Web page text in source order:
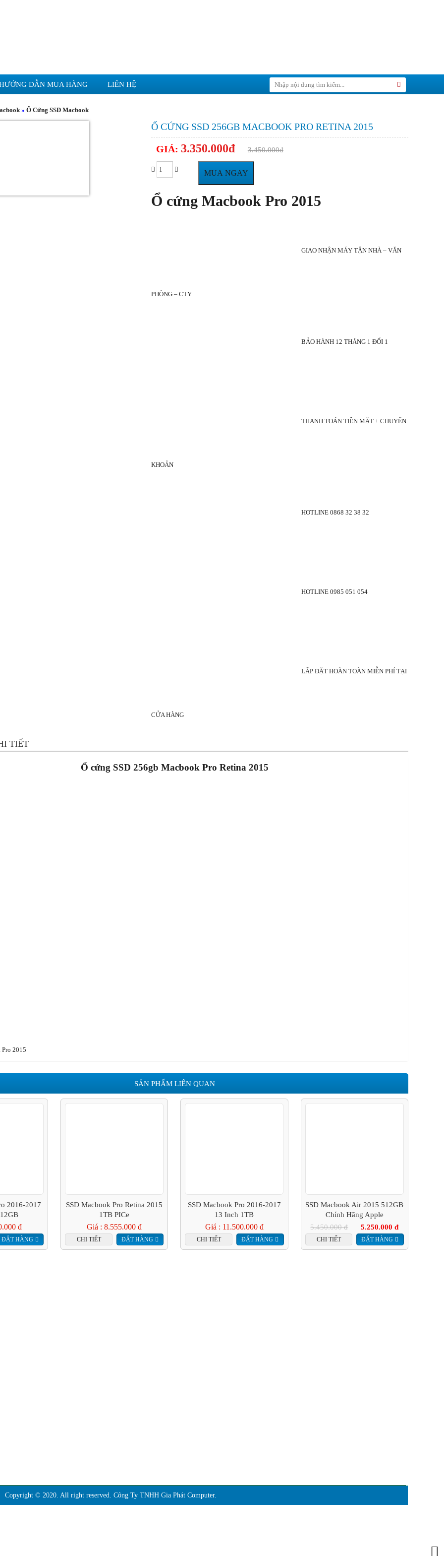
DẪN MUA HÀNG LIÊN HỆ
Tìm
kiếm:
» Ổ Cứng SSD Macbook
Ổ CỨNG SSD 256GB MACBOOK PRO RETINA 2015
GIÁ: 3.350.000đ 3.450.000đ
MUA NGAY
Ổ cứng Macbook Pro 2015
GIAO NHẬN MÁY TẬN NHÀ – VĂN
PHÒNG – CTY
BẢO HÀNH 12 THÁNG 1 ĐỔI 1
THANH TOÁN TIỀN MẶT + CHUYỂN
KHOẢN
HOTLINE 0868 32 38 32
HOTLINE 0985 051 054
LẮP ĐẶT HOÀN TOÀN MIỄN PHÍ TẠI
CỬA HÀNG
TIẾT
Ổ cứng SSD 256gb Macbook Pro Retina 2015
2015
SẢN PHẨM LIÊN QUAN
2016-2017
đ
ĐẶT HÀNG
SSD Macbook Pro Retina 2015
1TB PICe
Giá : 8.555.000 đ
CHI TIẾT ĐẶT HÀNG
SSD Macbook Pro 2016-2017
13 Inch 1TB
Giá : 11.500.000 đ
CHI TIẾT ĐẶT HÀNG
SSD Macbook Air 2015 512GB
Chính Hãng Apple
5.250.000 đ
5.450.000 đ
CHI TIẾT ĐẶT HÀNG
Copyright © 2020. All right reserved. Công Ty TNHH Gia Phát Computer.